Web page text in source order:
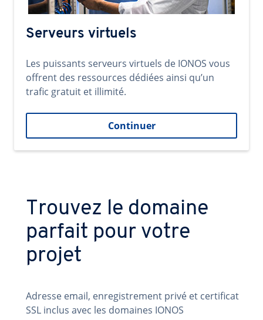
Serveurs virtuels
Les puissants serveurs virtuels de IONOS vous
offrent des ressources dédiées ainsi qu’un
trafic gratuit et illimité.
Continuer
Trouvez le domaine
parfait pour votre
projet
Adresse email, enregistrement privé et certificat
SSL inclus avec les domaines IONOS